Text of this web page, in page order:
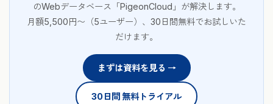
のWebデータベース「PigeonCloud」が解決します。
月額5,500円〜（5ユーザー）、30日間無料でお試しいた
だけます。
まずは資料を見る →
30日間 無料トライアル